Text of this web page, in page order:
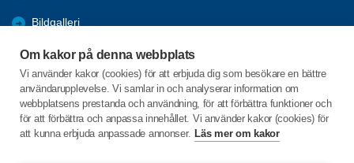
Om kakor på denna webbplats
Vi använder kakor (cookies) för att erbjuda dig som besökare en bättre
användarupplevelse. Vi samlar in och analyserar information om
webbplatsens prestanda och användning, för att förbättra funktioner och
för att förbättra och anpassa innehållet. Vi använder kakor (cookies) för
att kunna erbjuda anpassade annonser. Läs mer om kakor
Bildgalleri
Närmast på gång
Äldrepolitik
SPF flyttar